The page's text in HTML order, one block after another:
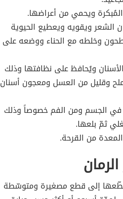
ويحمي من أعراضها.
الشعر ويقويه ويعطيع الحيوية
وخلطه مع الحناء ووضعه على
ويُحافظ على نظافتها وذلك
وقليل من العسل ومعجون أسنان
في الجسم ومن الفم خصوصاً وذلك
ثمّ بلعها.
من القرحة.
إلى قطع مصغيرة ومتوسّطة